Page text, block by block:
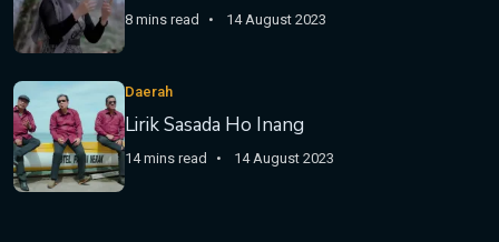
8 mins read 14 August 2023
Daerah
Lirik Sasada Ho Inang
14 mins read 14 August 2023